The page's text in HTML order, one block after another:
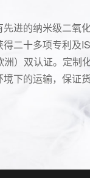
先进的纳米级二氧
得二十多项专利及
洲）双认证。定制
境下的运输，保证